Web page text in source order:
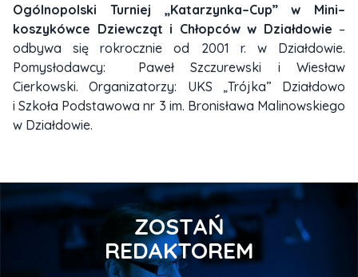
Ogólnopolski Turniej „Katarzynka–Cup” w Mini–
koszykówce Dziewcząt i Chłopców w Działdowie –
odbywa się rokrocznie od 2001 r. w Działdowie.
Pomysłodawcy: Paweł Szczurewski i Wiesław
Cierkowski. Organizatorzy: UKS „Trójka” Działdowo
i Szkoła Podstawowa nr 3 im. Bronisława Malinowskiego
w Działdowie.
ZOSTAŃ
REDAKTOREM